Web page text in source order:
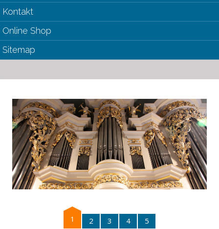
Kontakt
Online Shop
Sitemap
1 2 3 4 5